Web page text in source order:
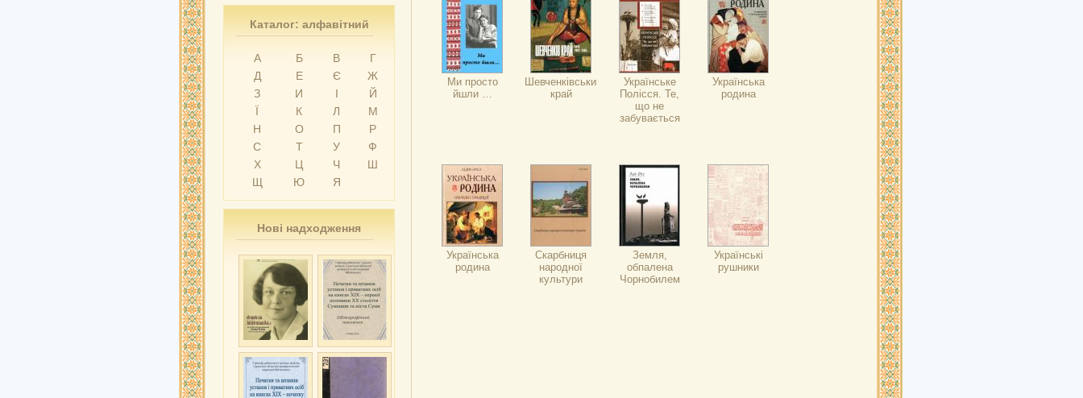
Каталог: алфавітний
А Б В
Г
Д
Е Є
Ж
З
И І
Й
Ї
К Л
М
Н
О П
Р
С
Т У
Ф
Х
Ц Ч
Ш
Щ
Ю Я
Нові надходження
Ми просто
йшли …
Шевченківський
край
Українське
Полісся. Те,
що не
забувається
Українська
родина
Українська
родина
Скарбниця
народної
культури
Земля,
обпалена
Чорнобилем
Українські
рушники